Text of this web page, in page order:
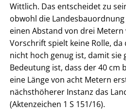
Wittlich. Das entscheidet zu
obwohl die Lan­des­bau­ord­nung
einen Abstand von drei
Vorschrift spielt keine Rolle,
nicht hoch genug ist, damit sie
Bedeutung ist, dass der 40 cm
eine Länge von acht Metern
nächsthöherer Instanz das
(Aktenzeichen 1 S 151/16).